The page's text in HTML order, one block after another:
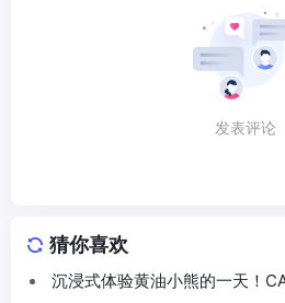
发表评论
猜你喜欢
沉浸式体验黄油小熊的一天！